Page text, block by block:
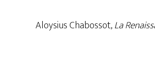
Aloysius Chabossot,La